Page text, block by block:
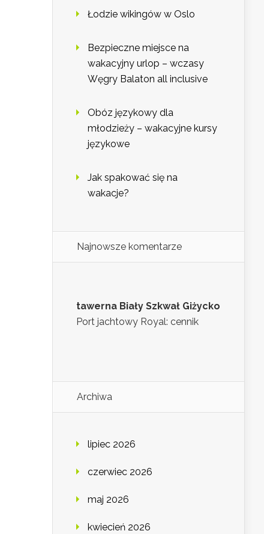
Łodzie wikingów w Oslo
Bezpieczne miejsce na
wakacyjny urlop – wczasy
Węgry Balaton all inclusive
Obóz językowy dla
młodzieży – wakacyjne kursy
językowe
Jak spakować się na
wakacje?
Najnowsze komentarze
tawerna Biały Szkwał Giżycko
Port jachtowy Royal: cennik
Archiwa
lipiec 2026
czerwiec 2026
maj 2026
kwiecień 2026